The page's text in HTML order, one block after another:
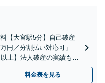
【大宮駅5分】自己破産
円／分割払い対応可」
上】法人破産の実績も豊
できます
料金表を見る